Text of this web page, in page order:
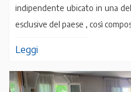
indipendente ubicato in una
esclusive del paese , così
Leggi